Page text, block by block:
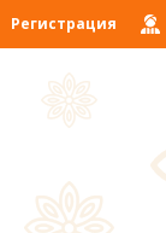
Регистрация